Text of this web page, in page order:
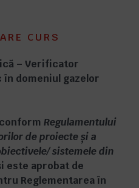
CURS
– Verificator
domeniul gazelor
Regulamentului
de proiecte și a
sistemele din
este aprobat de
Reglementarea în